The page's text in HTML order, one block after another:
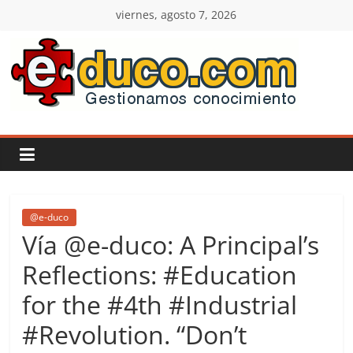
contenido
viernes, agosto 7, 2026
E-
duco:
Gestión
del
Conocimiento
Learn
more.
Do
@e-duco
Vía @e-duco: A Principal’s
Reflections: #Education
for the #4th #Industrial
#Revolution. “Don’t